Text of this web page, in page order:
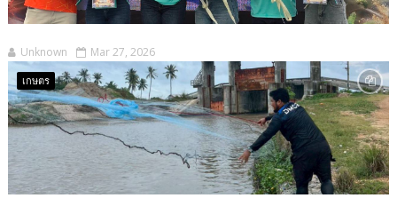
Unknown Mar 27, 2026
เกษตร